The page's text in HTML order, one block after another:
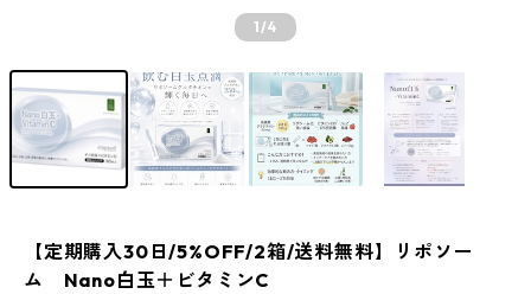
1/4
【定期購入30日/5%OFF/2箱/送料無料】リポソー
ム Nano白玉＋ビタミンC